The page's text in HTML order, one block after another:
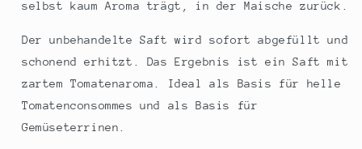
selbst kaum Aroma trägt, in der Maische zurück.
Der unbehandelte Saft wird sofort abgefüllt und
schonend erhitzt. Das Ergebnis ist ein Saft mit
zartem Tomatenaroma. Ideal als Basis für helle
Tomatenconsommes und als Basis für
Gemüseterrinen.